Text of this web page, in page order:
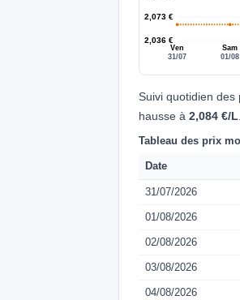
2,036 €
2,073 €
Ven
31/07
Sam
01/08
Suivi quotidien
hausse à 2,084 €/L
Tableau des prix
Date
31/07/2026
01/08/2026
02/08/2026
03/08/2026
04/08/2026